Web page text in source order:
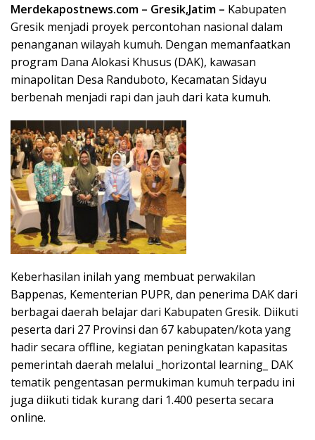
Merdekapostnews.com – Gresik,Jatim – Kabupaten
Gresik menjadi proyek percontohan nasional dalam
penanganan wilayah kumuh. Dengan memanfaatkan
program Dana Alokasi Khusus (DAK), kawasan
minapolitan Desa Randuboto, Kecamatan Sidayu
berbenah menjadi rapi dan jauh dari kata kumuh.
Keberhasilan inilah yang membuat perwakilan
Bappenas, Kementerian PUPR, dan penerima DAK dari
berbagai daerah belajar dari Kabupaten Gresik. Diikuti
peserta dari 27 Provinsi dan 67 kabupaten/kota yang
hadir secara offline, kegiatan peningkatan kapasitas
pemerintah daerah melalui _horizontal learning_ DAK
tematik pengentasan permukiman kumuh terpadu ini
juga diikuti tidak kurang dari 1.400 peserta secara
online.